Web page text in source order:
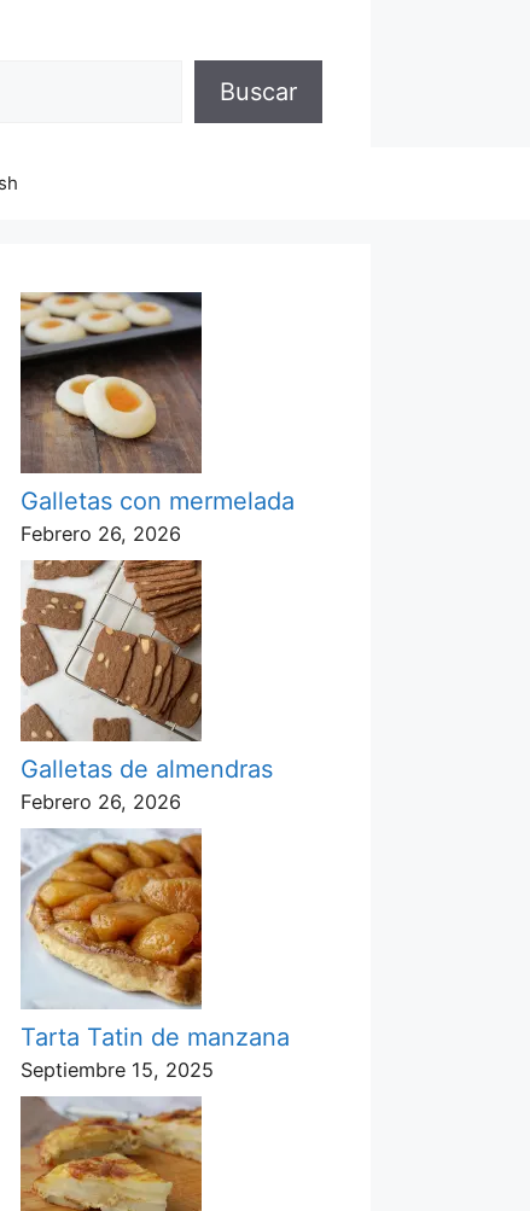
Buscar
Galletas con mermelada
Febrero 26, 2026
Galletas de almendras
Febrero 26, 2026
Tarta Tatin de manzana
Septiembre 15, 2025